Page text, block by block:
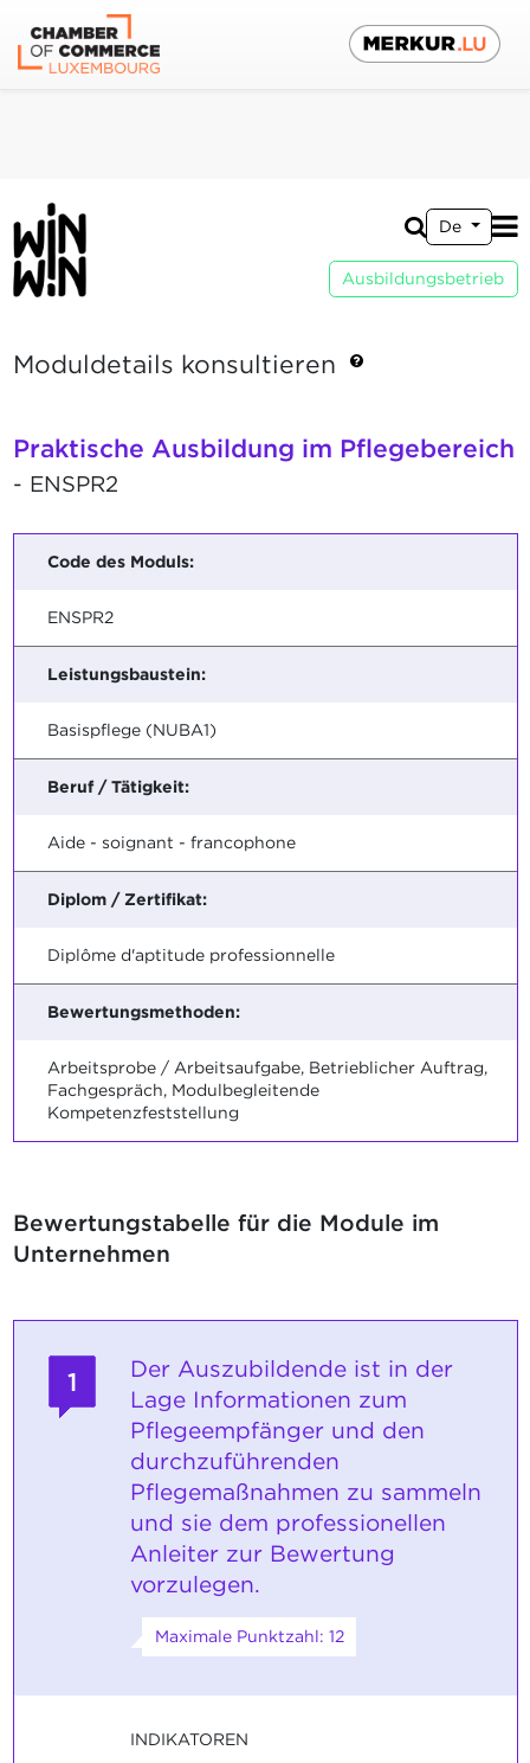
De
Ausbildungsbetrieb
Moduldetails konsultieren
Praktische Ausbildung im Pflegebereich
- ENSPR2
Code des Moduls:
ENSPR2
Leistungsbaustein:
Basispflege (NUBA1)
Beruf / Tätigkeit:
Aide - soignant - francophone
Diplom / Zertifikat:
Diplôme d'aptitude professionnelle
Bewertungsmethoden:
Arbeitsprobe / Arbeitsaufgabe, Betrieblicher Auftrag,
Fachgespräch, Modulbegleitende
Kompetenzfeststellung
Bewertungstabelle für die Module im
Unternehmen
1
Der Auszubildende ist in der
Lage Informationen zum
Pflegeempfänger und den
durchzuführenden
Pflegemaßnahmen zu sammeln
und sie dem professionellen
Anleiter zur Bewertung
vorzulegen.
Maximale Punktzahl: 12
INDIKATOREN